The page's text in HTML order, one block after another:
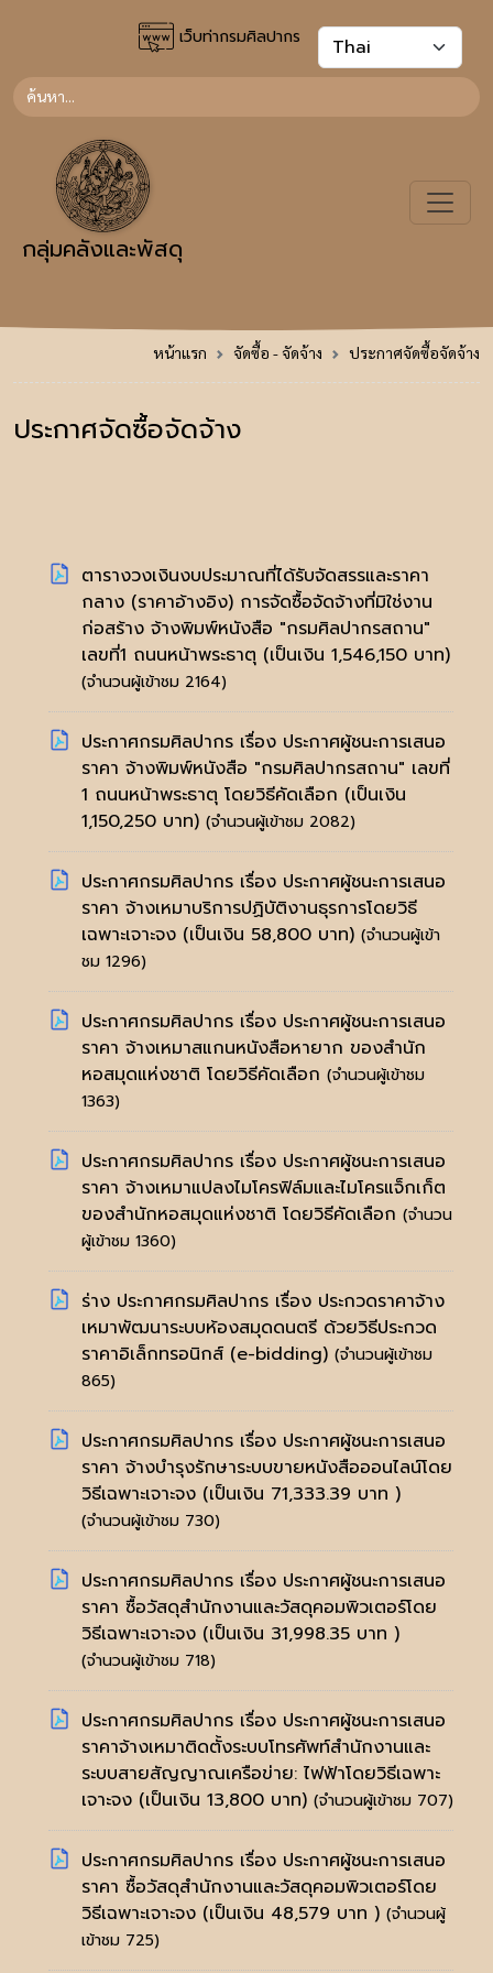
เว็บท่ากรมศิลปากร
กลุ่มคลังและพัสดุ
หน้าแรก จัดซื้อ - จัดจ้าง ประกาศจัดซื้อจัดจ้าง
ประกาศจัดซื้อจัดจ้าง
ตารางวงเงินงบประมาณที่ได้รับจัดสรรและราคา
กลาง (ราคาอ้างอิง) การจัดซื้อจัดจ้างที่มิใช่งาน
ก่อสร้าง จ้างพิมพ์หนังสือ "กรมศิลปากรสถาน"
เลขที่1 ถนนหน้าพระธาตุ (เป็นเงิน 1,546,150 บาท)
(จำนวนผู้เข้าชม 2164)
ประกาศกรมศิลปากร เรื่อง ประกาศผู้ชนะการเสนอ
ราคา จ้างพิมพ์หนังสือ "กรมศิลปากรสถาน" เลขที่
1 ถนนหน้าพระธาตุ โดยวิธีคัดเลือก (เป็นเงิน
1,150,250 บาท) (จำนวนผู้เข้าชม 2082)
ประกาศกรมศิลปากร เรื่อง ประกาศผู้ชนะการเสนอ
ราคา จ้างเหมาบริการปฏิบัติงานธุรการโดยวิธี
เฉพาะเจาะจง (เป็นเงิน 58,800 บาท) (จำนวนผู้เข้า
ชม 1296)
ประกาศกรมศิลปากร เรื่อง ประกาศผู้ชนะการเสนอ
ราคา จ้างเหมาสแกนหนังสือหายาก ของสำนัก
หอสมุดแห่งชาติ โดยวิธีคัดเลือก (จำนวนผู้เข้าชม
1363)
ประกาศกรมศิลปากร เรื่อง ประกาศผู้ชนะการเสนอ
ราคา จ้างเหมาแปลงไมโครฟิล์มและไมโครแจ็กเก็ต
ของสำนักหอสมุดแห่งชาติ โดยวิธีคัดเลือก (จำนวน
ผู้เข้าชม 1360)
ร่าง ประกาศกรมศิลปากร เรื่อง ประกวดราคาจ้าง
เหมาพัฒนาระบบห้องสมุดดนตรี ด้วยวิธีประกวด
ราคาอิเล็กทรอนิกส์ (e-bidding) (จำนวนผู้เข้าชม
865)
ประกาศกรมศิลปากร เรื่อง ประกาศผู้ชนะการเสนอ
ราคา จ้างบำรุงรักษาระบบขายหนังสือออนไลน์โดย
วิธีเฉพาะเจาะจง (เป็นเงิน 71,333.39 บาท )
(จำนวนผู้เข้าชม 730)
ประกาศกรมศิลปากร เรื่อง ประกาศผู้ชนะการเสนอ
ราคา ซื้อวัสดุสำนักงานและวัสดุคอมพิวเตอร์โดย
วิธีเฉพาะเจาะจง (เป็นเงิน 31,998.35 บาท )
(จำนวนผู้เข้าชม 718)
ประกาศกรมศิลปากร เรื่อง ประกาศผู้ชนะการเสนอ
ราคาจ้างเหมาติดตั้งระบบโทรศัพท์สำนักงานและ
ระบบสายสัญญาณเครือข่าย: ไฟฟ้าโดยวิธีเฉพาะ
เจาะจง (เป็นเงิน 13,800 บาท) (จำนวนผู้เข้าชม 707)
ประกาศกรมศิลปากร เรื่อง ประกาศผู้ชนะการเสนอ
ราคา ซื้อวัสดุสำนักงานและวัสดุคอมพิวเตอร์โดย
วิธีเฉพาะเจาะจง (เป็นเงิน 48,579 บาท ) (จำนวนผู้
เข้าชม 725)